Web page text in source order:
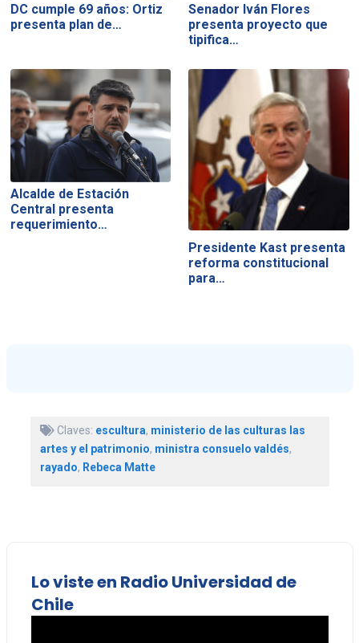
DC cumple 69 años: Ortiz
presenta plan de…
Senador Iván Flores
presenta proyecto que
tipifica…
Alcalde de Estación
Central presenta
requerimiento…
Presidente Kast presenta
reforma constitucional
para…
Claves: escultura, ministerio de las culturas las
artes y el patrimonio, ministra consuelo valdés,
rayado, Rebeca Matte
Lo viste en Radio Universidad de
Chile